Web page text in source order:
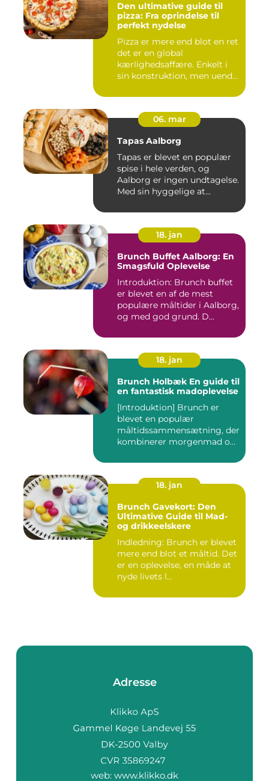
Den ultimative guide til
pizza: Fra oprindelse til
perfekt nydelse
Pizza er mere end blot en ret
det er en global
kærlighedsaffære. Enkelt i
sin konstruktion, men uend...
06. mar
Tapas Aalborg
Tapas er blevet en populær
spise i hele verden, og
Aalborg er ingen undtagelse.
Med sin hyggelige at...
18. jan
Brunch Buffet Aalborg: En
Smagsfuld Oplevelse
Introduktion: Brunch buffet
er blevet en af de mest
populære måltider i Aalborg,
og med god grund. D...
18. jan
Brunch Holbæk En guide til
en fantastisk madoplevelse
[Introduktion] Brunch er
blevet en populær
måltidssammensætning, der
kombinerer morgenmad og
18. jan
Brunch Gavekort: Den
Ultimative Guide til Mad-
og drikkeelskere
Indledning: Brunch er blevet
mere end blot et måltid. Det
er en oplevelse, en måde at
nyde livets l...
Adresse
web: www.klikko.dk